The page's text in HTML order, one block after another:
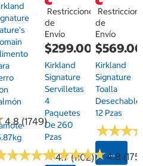
4.8 (1749)
★★★★
★★★★4.7 (1102)
Restricciones
de
Envío
$299.00
Kirkland
Signature
Servilletas
4
Paquetes
De 260
Pzas
★★★★★
★★★★★4.8 (175)
de
Envío
$569.00
Kirkland
Signature
Toalla
Desechable
12 Pzas
★★★
★★★